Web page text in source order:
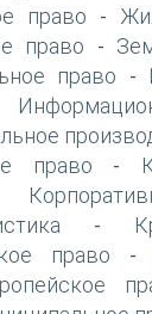
право -
право -
право -
право -
-
право -